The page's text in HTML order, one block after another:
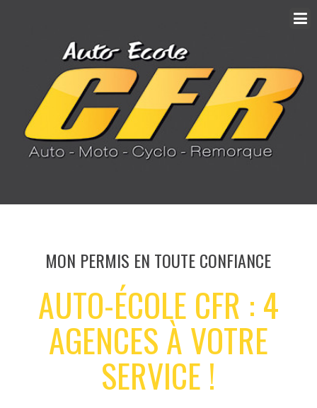
MON PERMIS EN TOUTE CONFIANCE
AUTO-ÉCOLE CFR : 4
AGENCES À VOTRE
SERVICE !